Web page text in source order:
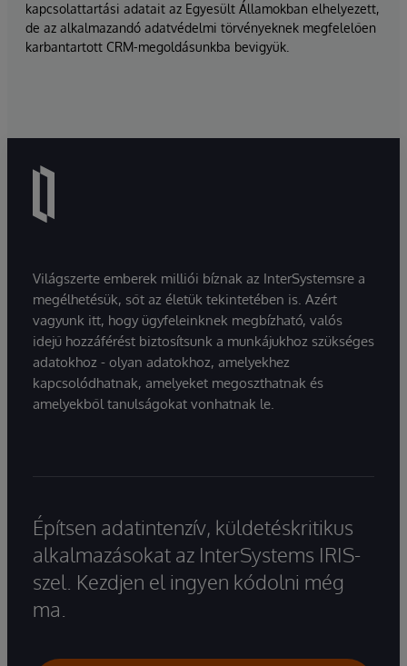
kapcsolattartási adatait az Egyesült Államokban elhelyezett,
de az alkalmazandó adatvédelmi törvényeknek megfelelően
karbantartott CRM-megoldásunkba bevigyük.
Világszerte emberek milliói bíznak az InterSystemsre a
megélhetésük, sőt az életük tekintetében is. Azért
vagyunk itt, hogy ügyfeleinknek megbízható, valós
idejű hozzáférést biztosítsunk a munkájukhoz szükséges
adatokhoz - olyan adatokhoz, amelyekhez
kapcsolódhatnak, amelyeket megoszthatnak és
amelyekből tanulságokat vonhatnak le.
Építsen adatintenzív, küldetéskritikus
alkalmazásokat az InterSystems IRIS-
szel. Kezdjen el ingyen kódolni még
ma.